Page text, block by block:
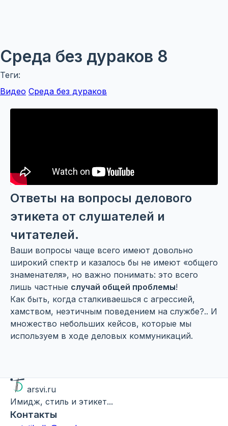
Среда без дураков 8
Теги:
Видео Среда без дураков
Ответы на вопросы делового
этикета от слушателей и
читателей.
Ваши вопросы чаще всего имеют довольно
широкий спектр и казалось бы не имеют «общего
знаменателя», но важно понимать: это всего
лишь частные случай общей проблемы!
Как быть, когда сталкиваешься с агрессией,
хамством, неэтичным поведением на службе?.. И
множество небольших кейсов, которые мы
используем в ходе деловых коммуникаций.
arsvi.ru
Имидж, стиль и этикет...
Контакты